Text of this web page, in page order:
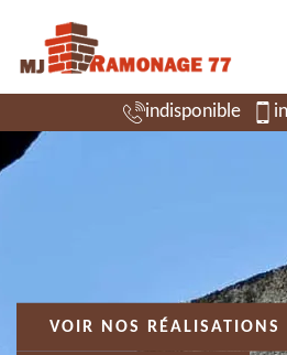
indisponible
VOIR NOS RÉALISATIONS